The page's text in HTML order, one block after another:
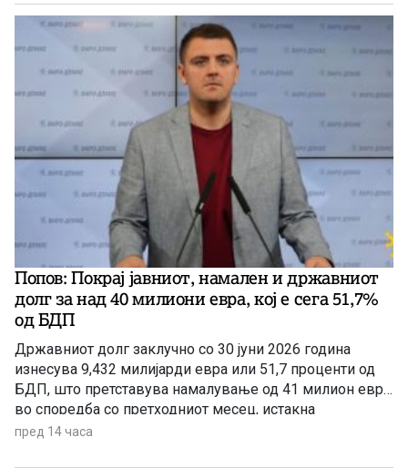
Попов: Покрај јавниот, намален и државниот
долг за над 40 милиони евра, кој e сега 51,7%
од БДП
Државниот долг заклучно со 30 јуни 2026 година
изнесува 9,432 милијарди евра или 51,7 проценти од
БДП, што претставува намалување од 41 милион евра
во споредба со претходниот месец, истакна
пратеникот на ВМРО-ДПМНЕ Сергеј Попов на
пред 14 часа